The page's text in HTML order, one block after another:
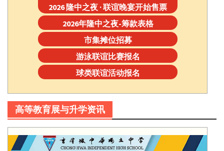
2026 隆中之夜 · 联谊晚宴开始售票
2026年隆中之夜-筹款表格
市集摊位招募
游泳联谊比赛报名
球类联谊活动报名
高等教育展与升学资讯